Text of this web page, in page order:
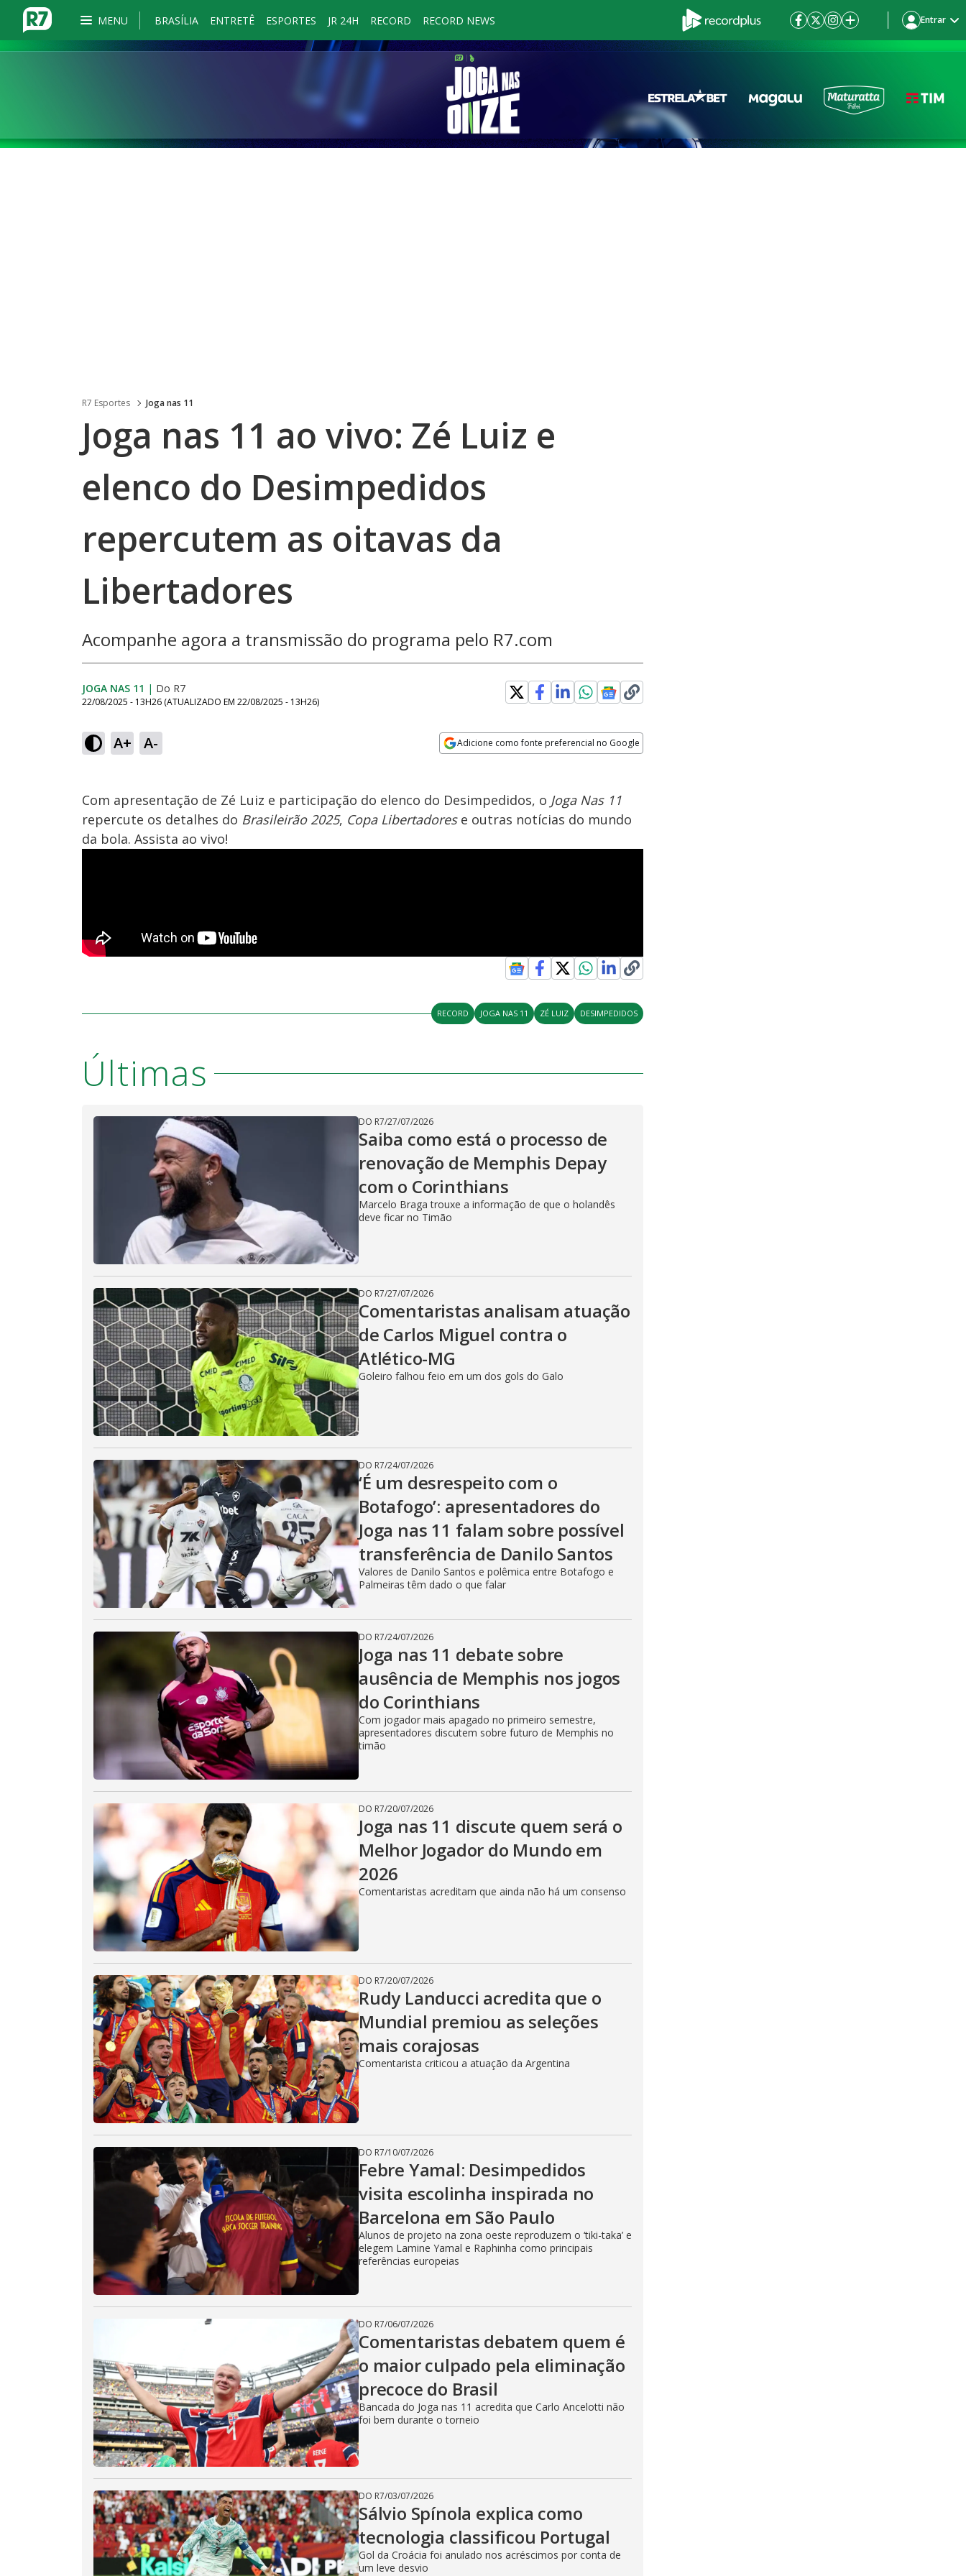
MENU BRASÍLIA ENTRETÊ ESPORTES JR 24H RECORD RECORD NEWS Entrar
R7 Esportes Joga nas 11
Joga nas 11 ao vivo: Zé Luiz e
elenco do Desimpedidos
repercutem as oitavas da
Libertadores
Acompanhe agora a transmissão do programa pelo R7.com
JOGA NAS 11 | Do R7
22/08/2025 - 13H26 (ATUALIZADO EM 22/08/2025 - 13H26)
A+ A- Adicione como fonte preferencial no Google
Com apresentação de Zé Luiz e participação do elenco do Desimpedidos, o Joga Nas 11
repercute os detalhes do Brasileirão 2025, Copa Libertadorese outras notícias do mundo
da bola. Assista ao vivo!
RECORD JOGA NAS 11 ZÉ LUIZ DESIMPEDIDOS
Últimas
DO R7/27/07/2026
Saiba como está o processo de
renovação de Memphis Depay
com o Corinthians
Marcelo Braga trouxe a informação de que o holandês
deve ficar no Timão
DO R7/27/07/2026
Comentaristas analisam atuação
de Carlos Miguel contra o
Atlético-MG
Goleiro falhou feio em um dos gols do Galo
DO R7/24/07/2026
‘É um desrespeito com o
Botafogo’: apresentadores do
Joga nas 11 falam sobre possível
transferência de Danilo Santos
Valores de Danilo Santos e polêmica entre Botafogo e
Palmeiras têm dado o que falar
DO R7/24/07/2026
Joga nas 11 debate sobre
ausência de Memphis nos jogos
do Corinthians
Com jogador mais apagado no primeiro semestre,
apresentadores discutem sobre futuro de Memphis no
timão
DO R7/20/07/2026
Joga nas 11 discute quem será o
Melhor Jogador do Mundo em
2026
Comentaristas acreditam que ainda não há um consenso
DO R7/20/07/2026
Rudy Landucci acredita que o
Mundial premiou as seleções
mais corajosas
Comentarista criticou a atuação da Argentina
DO R7/10/07/2026
Febre Yamal: Desimpedidos
visita escolinha inspirada no
Barcelona em São Paulo
Alunos de projeto na zona oeste reproduzem o ‘tiki-taka’ e
elegem Lamine Yamal e Raphinha como principais
referências europeias
DO R7/06/07/2026
Comentaristas debatem quem é
o maior culpado pela eliminação
precoce do Brasil
Bancada do Joga nas 11 acredita que Carlo Ancelotti não
foi bem durante o torneio
DO R7/03/07/2026
Sálvio Spínola explica como
tecnologia classificou Portugal
Gol da Croácia foi anulado nos acréscimos por conta de
um leve desvio